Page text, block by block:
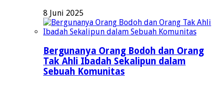
8 Juni 2025
Bergunanya Orang Bodoh dan Orang
Tak Ahli Ibadah Sekalipun dalam
Sebuah Komunitas